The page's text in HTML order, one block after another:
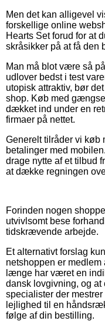
Men det kan alligevel
forskellige online
Hearts Set forud for at
skråsikker på at få den
Man må blot være så
udlover bedst i test
utopisk attraktiv, bør
shop. Køb med
dækket ind under en
firmaer på nettet.
Generelt tilråder vi
betalinger med
drage nytte af et tilbud
at dække regningen
Forinden nogen
utvivlsomt bese
tidskrævende arbejde.
Et alternativt forslag
netshoppen er
længe har været en
dansk lovgivning, og at
specialister der
lejlighed til en
følge af din bestilling.